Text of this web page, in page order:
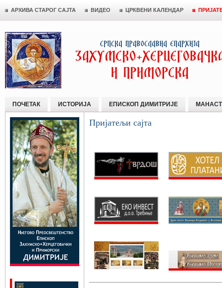
АРХИВА СТАРОГ САЈТА ВИДЕО ЦРКВЕНИ КАЛЕНДАР
ПОЧЕТАК ИСТОРИЈА ЕПИСКОП ДИМИТРИЈЕ
Пријатељи сајта